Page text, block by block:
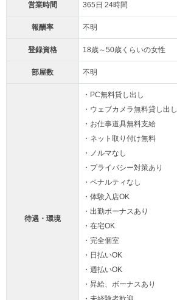
営業時間 365日 24時間
報酬率 不明
登録資格 18歳～50歳くらいの女性
部屋数 不明
待遇・環境
・PC無料貸し出し
・ウェブカメラ無料貸し出し
・お仕事道具無料支給
・ネット取り付け無料
・ノルマなし
・プライバシー対策あり
・ペナルティなし
・体験入店OK
・出勤ボーナスあり
・在宅OK
・完全個室
・日払いOK
・週払いOK
・昇給、ボーナスあり